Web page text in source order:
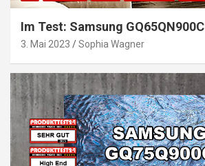
Im Test: Samsung GQ65QN900C
3. Mai 2023 Sophia Wagner